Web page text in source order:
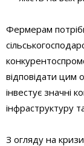
Фермерам
відповідати цим
інвестує значні
інфраструктуру
З огляду на